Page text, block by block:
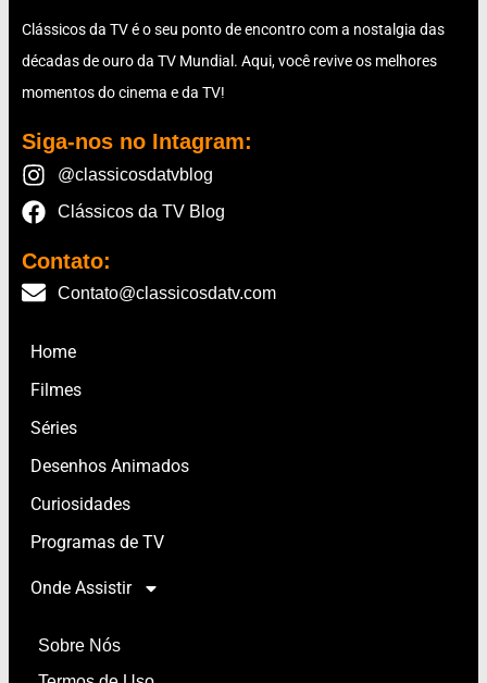
Clássicos da TV é o seu ponto de encontro com a nostalgia das
décadas de ouro da TV Mundial. Aqui, você revive os melhores
momentos do cinema e da TV!
Siga-nos no Intagram:
@classicosdatvblog
Clássicos da TV Blog
Contato:
Contato@classicosdatv.com
Home
Filmes
Séries
Desenhos Animados
Curiosidades
Programas de TV
Onde Assistir
Sobre Nós